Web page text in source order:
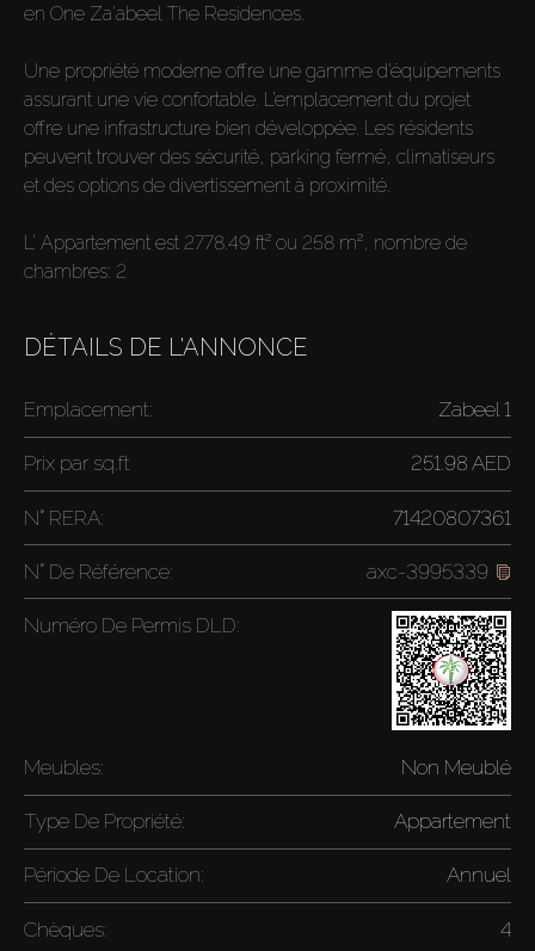
en One Za'abeel The Residences.
Une propriété moderne offre une gamme d’équipements
assurant une vie confortable. L’emplacement du projet
offre une infrastructure bien développée. Les résidents
peuvent trouver des sécurité, parking fermé, climatiseurs
et des options de divertissement à proximité.
L’ Appartement est 2778.49 ft² ou 258 m², nombre de
chambres: 2
DÉTAILS DE L'ANNONCE
Emplacement: Zabeel 1
Prix par sq.ft 251.98 AED
N° RERA: 71420807361
N° De Référence: axc-3995339
Numéro De Permis DLD:
Meubles: Non Meublé
Type De Propriété: Appartement
Période De Location: Annuel
Chèques: 4